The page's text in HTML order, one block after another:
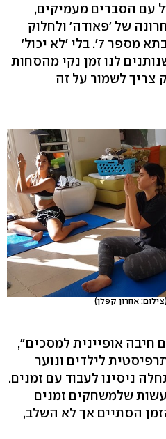
עם הסברים מעמיקים,
של 'פאודה' ולחלוק
קופסת טישיו אל מול 'נס בתא מספר 7'. בלי 'לא יכול'
לנו זמן נקי מהסחות
צריך לשמור על זה
(צילום: אהרון קפלן)
חיבה אופיינית למסכים",
לילדים ונוער
ניסינו לעבוד עם זמנים.
שלמשחקים זמנים
הסתיים אך לא השלב,